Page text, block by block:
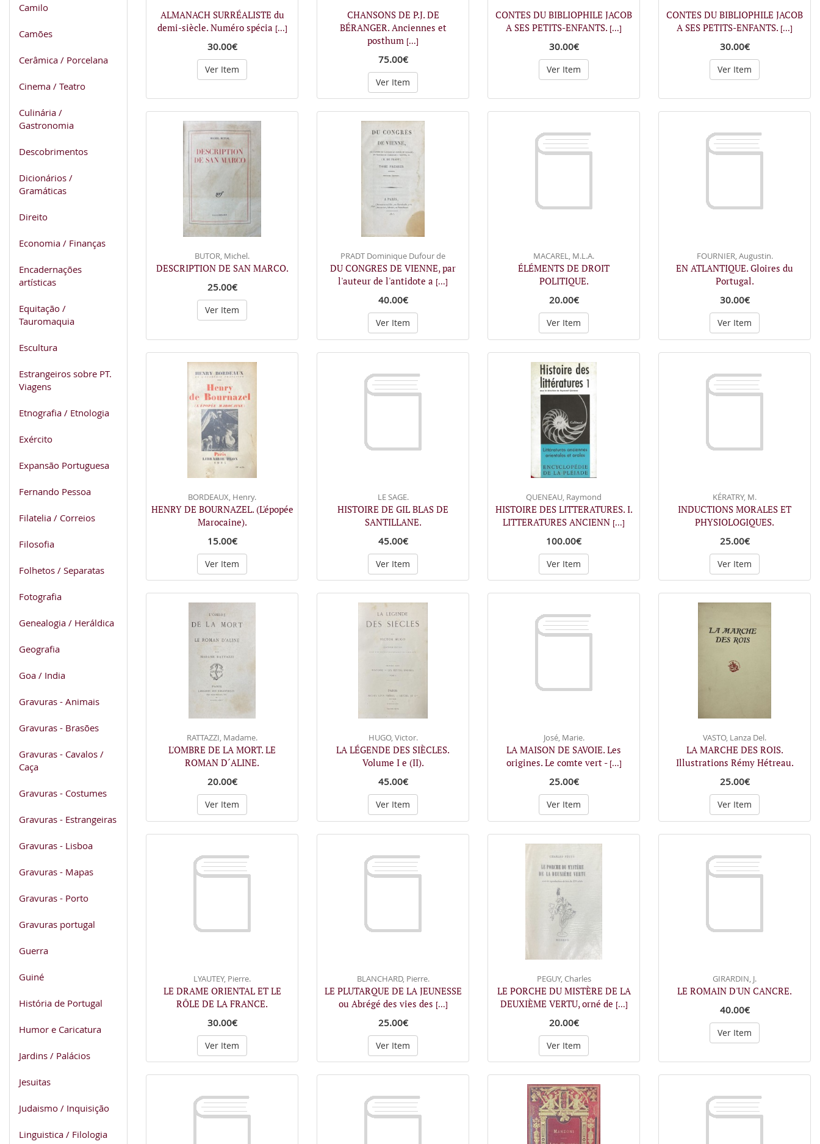
Camilo
Camões
Cerâmica / Porcelana
Cinema / Teatro
Culinária /
Gastronomia
Descobrimentos
Dicionários /
Gramáticas
Direito
Economia / Finanças
Encadernações
artísticas
Equitação /
Tauromaquia
Escultura
Estrangeiros sobre PT.
Viagens
Etnografia / Etnologia
Exército
Expansão Portuguesa
Fernando Pessoa
Filatelia / Correios
Filosofia
Folhetos / Separatas
Fotografia
Genealogia / Heráldica
Geografia
Goa / India
Gravuras - Animais
Gravuras - Brasões
Gravuras - Cavalos /
Caça
Gravuras - Costumes
Gravuras - Estrangeiras
Gravuras - Lisboa
Gravuras - Mapas
Gravuras - Porto
Gravuras portugal
Guerra
Guiné
História de Portugal
Humor e Caricatura
Jardins / Palácios
Jesuitas
Judaismo / Inquisição
Linguistica / Filologia
ALMANACH SURRÉALISTE du
demi-siècle. Numéro spécia [...]
30.00€
Ver Item
CHANSONS DE P.J. DE
BÉRANGER. Anciennes et
posthum [...]
75.00€
Ver Item
CONTES DU BIBLIOPHILE JACOB
A SES PETITS-ENFANTS. [...]
30.00€
Ver Item
CONTES DU BIBLIOPHILE JACOB
A SES PETITS-ENFANTS. [...]
30.00€
Ver Item
BUTOR, Michel.
DESCRIPTION DE SAN MARCO.
25.00€
Ver Item
PRADT Dominique Dufour de
DU CONGRES DE VIENNE, par
l'auteur de l'antidote a [...]
40.00€
Ver Item
MACAREL, M.L.A.
ÉLÉMENTS DE DROIT
POLITIQUE.
20.00€
Ver Item
FOURNIER, Augustin.
EN ATLANTIQUE. Gloires du
Portugal.
30.00€
Ver Item
BORDEAUX, Henry.
HENRY DE BOURNAZEL. (L'épopée
Marocaine).
15.00€
Ver Item
LE SAGE.
HISTOIRE DE GIL BLAS DE
SANTILLANE.
45.00€
Ver Item
QUENEAU, Raymond
HISTOIRE DES LITTERATURES. I.
LITTERATURES ANCIENN [...]
100.00€
Ver Item
KÉRATRY, M.
INDUCTIONS MORALES ET
PHYSIOLOGIQUES.
25.00€
Ver Item
RATTAZZI, Madame.
L'OMBRE DE LA MORT. LE
ROMAN D´ALINE.
20.00€
Ver Item
HUGO, Victor.
LA LÉGENDE DES SIÈCLES.
Volume I e (II).
45.00€
Ver Item
José, Marie.
LA MAISON DE SAVOIE. Les
origines. Le comte vert - [...]
25.00€
Ver Item
VASTO, Lanza Del.
LA MARCHE DES ROIS.
Illustrations Rémy Hétreau.
25.00€
Ver Item
LYAUTEY, Pierre.
LE DRAME ORIENTAL ET LE
RÔLE DE LA FRANCE.
30.00€
Ver Item
BLANCHARD, Pierre.
LE PLUTARQUE DE LA JEUNESSE
ou Abrégé des vies des [...]
25.00€
Ver Item
PEGUY, Charles
LE PORCHE DU MISTÈRE DE LA
DEUXIÈME VERTU, orné de [...]
20.00€
Ver Item
GIRARDIN, J.
LE ROMAIN D'UN CANCRE.
40.00€
Ver Item